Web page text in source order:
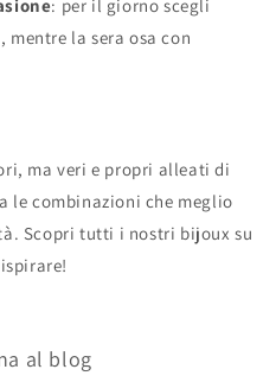
: per il giorno scegli
la sera osa con
ma veri e propri alleati di
le combinazioni che meglio
Scopri tutti i nostri bijoux su
al blog